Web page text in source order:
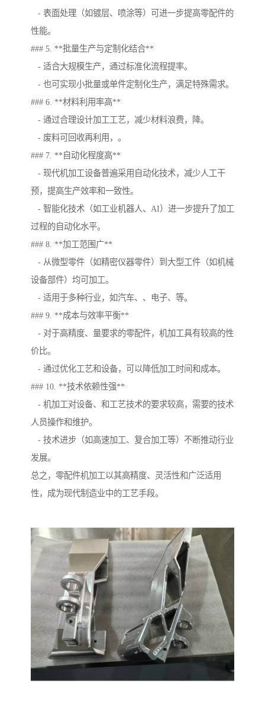
- 表面处理（如镀层、喷涂等）可进一步提高零配件的
性能。
### 5. **批量生产与定制化结合**
- 适合大规模生产，通过标准化流程提率。
- 也可实现小批量或单件定制化生产，满足特殊需求。
### 6. **材料利用率高**
- 通过合理设计加工工艺，减少材料浪费，降。
- 废料可回收再利用，。
### 7. **自动化程度高**
- 现代机加工设备普遍采用自动化技术，减少人工干
预，提高生产效率和一致性。
- 智能化技术（如工业机器人、AI）进一步提升了加工
过程的自动化水平。
### 8. **加工范围广**
- 从微型零件（如精密仪器零件）到大型工件（如机械
设备部件）均可加工。
- 适用于多种行业，如汽车、、电子、等。
### 9. **成本与效率平衡**
- 对于高精度、量要求的零配件，机加工具有较高的性
价比。
- 通过优化工艺和设备，可以降低加工时间和成本。
### 10. **技术依赖性强**
- 机加工对设备、和工艺技术的要求较高，需要的技术
人员操作和维护。
- 技术进步（如高速加工、复合加工等）不断推动行业
发展。
总之，零配件机加工以其高精度、灵活性和广泛适用
性，成为现代制造业中的工艺手段。